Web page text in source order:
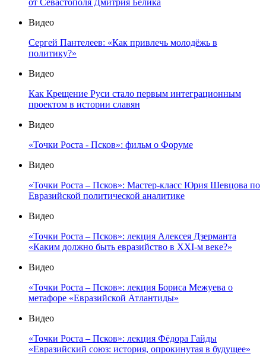
от Севастополя Дмитрия Белика
Видео
Сергей Пантелеев: «Как привлечь молодёжь в
политику?»
Видео
Как Крещение Руси стало первым интеграционным
проектом в истории славян
Видео
«Точки Роста - Псков»: фильм о Форуме
Видео
«Точки Роста – Псков»: Мастер-класс Юрия Шевцова по
Евразийской политической аналитике
Видео
«Точки Роста – Псков»: лекция Алексея Дзерманта
«Каким должно быть евразийство в XXI-м веке?»
Видео
«Точки Роста – Псков»: лекция Бориса Межуева о
метафоре «Евразийской Атлантиды»
Видео
«Точки Роста – Псков»: лекция Фёдора Гайды
«Евразийский союз: история, опрокинутая в будущее»